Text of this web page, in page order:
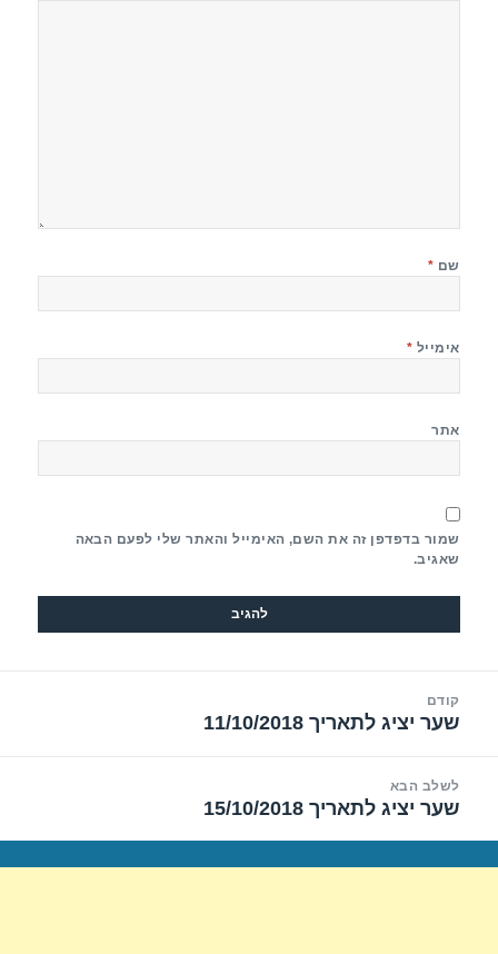
שם *
אימייל *
אתר
שמור בדפדפן זה את השם, האימייל והאתר שלי לפעם הבאה
שאגיב.
קודם
הפוסט
שער יציג לתאריך 11/10/2018
לשלב הבא
הפוסט
שער יציג לתאריך 15/10/2018